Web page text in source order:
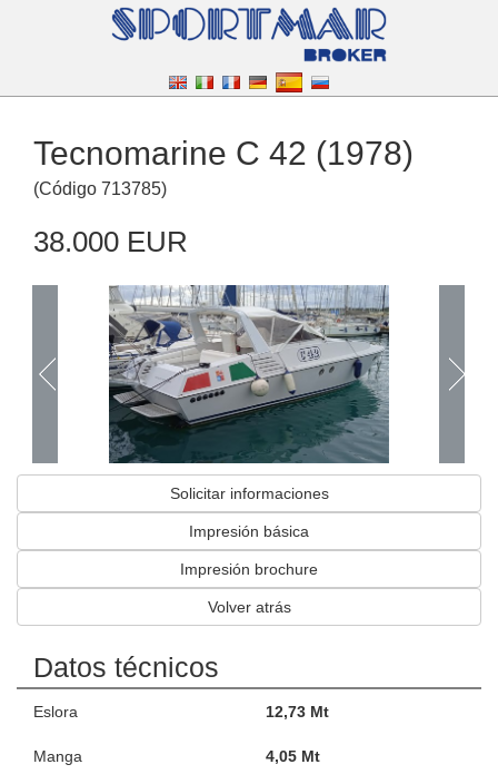
Tecnomarine C 42 (1978)
(Código 713785)
38.000 EUR
Solicitar informaciones
Impresión básica
Impresión brochure
Volver atrás
Datos técnicos
Eslora 12,73 Mt
Manga 4,05 Mt